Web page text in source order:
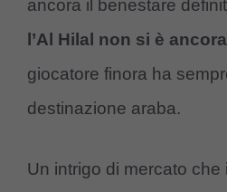
ancora il benestare
l’Al Hilal non si è
giocatore finora ha
destinazione araba.
Un intrigo di mercato che